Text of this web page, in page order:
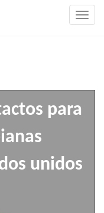
para
unidos